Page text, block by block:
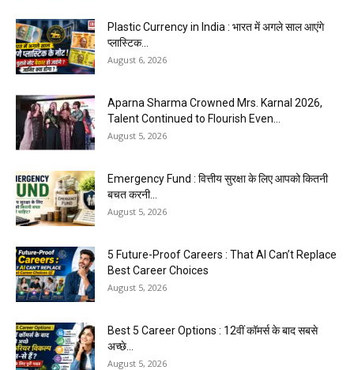
Plastic Currency in India : भारत में अगले साल आएंगे
प्लास्टिक...
August 6, 2026
Aparna Sharma Crowned Mrs. Karnal 2026,
Talent Continued to Flourish Even...
August 5, 2026
Emergency Fund : वित्तीय सुरक्षा के लिए आपको कितनी
बचत करनी...
August 5, 2026
5 Future-Proof Careers : That AI Can’t Replace
Best Career Choices
August 5, 2026
Best 5 Career Options : 12वीं कॉमर्स के बाद सबसे
अच्छे...
August 5, 2026